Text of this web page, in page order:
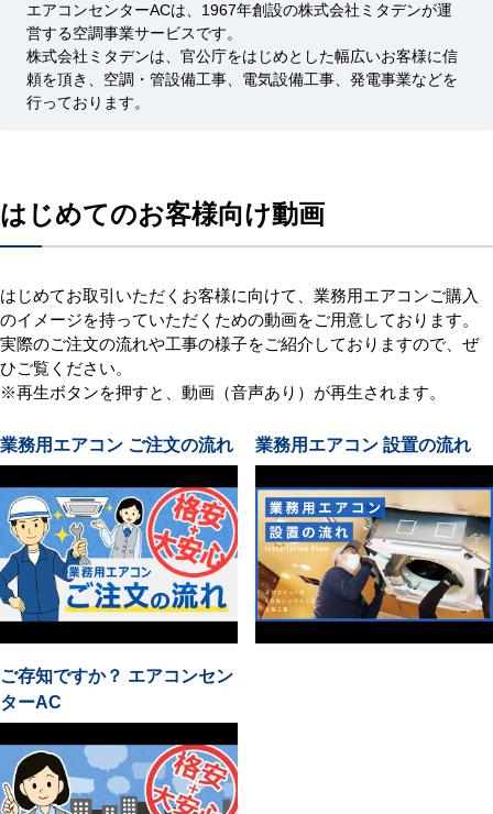
エアコンセンターACは、1967年創設の株式会社ミタデンが運
営する空調事業サービスです。
株式会社ミタデンは、官公庁をはじめとした幅広いお客様に信
頼を頂き、空調・管設備工事、電気設備工事、発電事業などを
行っております。
はじめてのお客様向け動画
はじめてお取引いただくお客様に向けて、業務用エアコンご購入
のイメージを持っていただくための動画をご用意しております。
実際のご注文の流れや工事の様子をご紹介しておりますので、ぜ
ひご覧ください。
※再生ボタンを押すと、動画（音声あり）が再生されます。
業務用エアコン ご注文の流れ 業務用エアコン 設置の流れ
ご存知ですか？ エアコンセン
ターAC